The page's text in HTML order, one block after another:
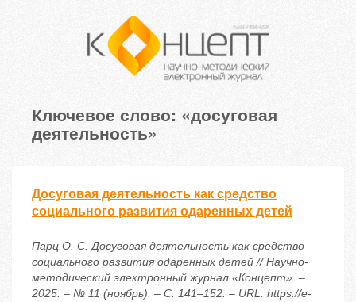
Ключевое слово: «досуговая
деятельность»
Досуговая деятельность как средство
социального развития одаренных детей
Парц О. С. Досуговая деятельность как средство
социального развития одаренных детей // Научно-
методический электронный журнал «Концепт». –
2025. – № 11 (ноябрь). – С. 141–152. – URL: https://e-